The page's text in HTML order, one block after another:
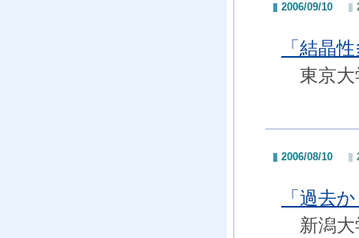
2006/09/10
「結晶
東京大
2006/08/10
「過去
新潟大